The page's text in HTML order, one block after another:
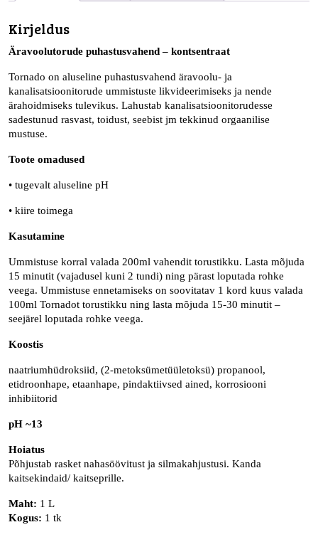
Kirjeldus
Äravoolutorude puhastusvahend – kontsentraat
Tornado on aluseline puhastusvahend äravoolu- ja
kanalisatsioonitorude ummistuste likvideerimiseks ja nende
ärahoidmiseks tulevikus. Lahustab kanalisatsioonitorudesse
sadestunud rasvast, toidust, seebist jm tekkinud orgaanilise
mustuse.
Toote omadused
• tugevalt aluseline pH
• kiire toimega
Kasutamine
Ummistuse korral valada 200ml vahendit torustikku. Lasta mõjuda
15 minutit (vajadusel kuni 2 tundi) ning pärast loputada rohke
veega. Ummistuse ennetamiseks on soovitatav 1 kord kuus valada
100ml Tornadot torustikku ning lasta mõjuda 15-30 minutit –
seejärel loputada rohke veega.
Koostis
naatriumhüdroksiid, (2-metoksümetüületoksü) propanool,
etidroonhape, etaanhape, pindaktiivsed ained, korrosiooni
inhibiitorid
pH ~13
Hoiatus
Põhjustab rasket nahasöövitust ja silmakahjustusi. Kanda
kaitsekindaid/ kaitseprille.
Maht: 1 L
Kogus: 1 tk